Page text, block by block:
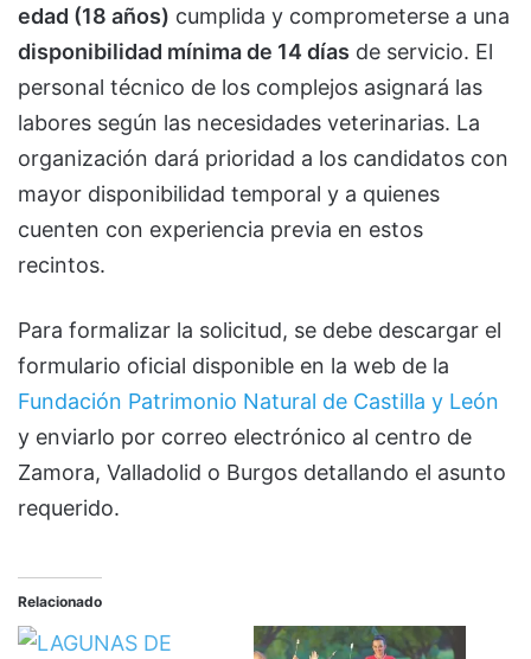
edad (18 años) cumplida y comprometerse a una
disponibilidad mínima de 14 días de servicio. El
personal técnico de los complejos asignará las
labores según las necesidades veterinarias. La
organización dará prioridad a los candidatos con
mayor disponibilidad temporal y a quienes
cuenten con experiencia previa en estos
recintos.
Para formalizar la solicitud, se debe descargar el
formulario oficial disponible en la web de la
Fundación Patrimonio Natural de Castilla y León
y enviarlo por correo electrónico al centro de
Zamora, Valladolid o Burgos detallando el asunto
requerido.
Relacionado